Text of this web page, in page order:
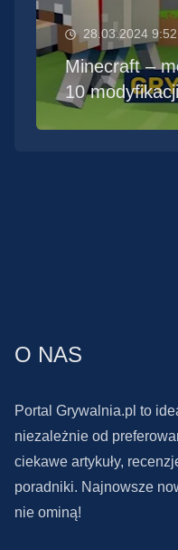
28.03.2024 9:52
Minecraft –
10
O NAS
Portal Grywalnia.pl to
niezależnie od
ciekawe artykuły,
poradniki. Najnowsze
nie ominą!